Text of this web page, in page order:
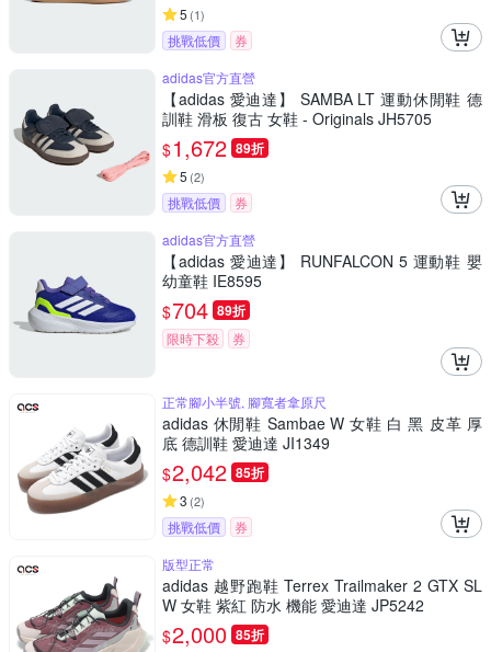
5 (1)
挑戰低價
券
adidas官方直營
【adidas 愛迪達】 SAMBA LT 運動休閒鞋 德
訓鞋 滑板 復古 女鞋 - Originals JH5705
$1,672 89折
5 (2)
挑戰低價
券
adidas官方直營
【adidas 愛迪達】 RUNFALCON 5 運動鞋 嬰
幼童鞋 IE8595
$704 89折
限時下殺 券
正常腳小半號, 腳寬者拿原尺
adidas 休閒鞋 Sambae W 女鞋 白 黑 皮革 厚
底 德訓鞋 愛迪達 JI1349
$2,042 85折
3 (2)
挑戰低價
券
版型正常
adidas 越野跑鞋 Terrex Trailmaker 2 GTX SL
W 女鞋 紫紅 防水 機能 愛迪達 JP5242
$2,000 85折